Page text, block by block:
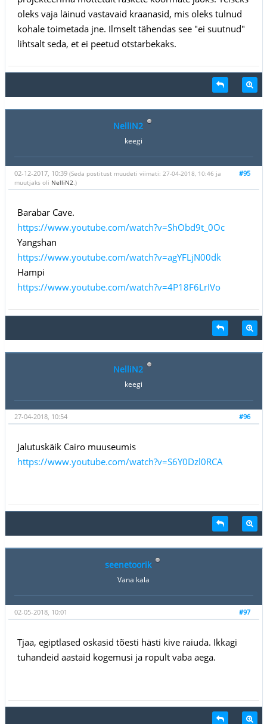
oleks vaja läinud vastavaid kraanasid, mis oleks tulnud
kohale toimetada jne. Ilmselt tähendas see "ei suutnud"
lihtsalt seda, et ei peetud otstarbekaks.
NelliN2
keegi
#95
02-12-2017, 10:39 (Seda postitust muudeti viimati: 27-04-2018, 10:46 ja
muutjaks oli NelliN2 .)
Barabar Cave.
https://www.youtube.com/watch?v=ShObd9t_0Oc
Yangshan
https://www.youtube.com/watch?v=agYFLjN00dk
Hampi
https://www.youtube.com/watch?v=4P18F6LrIVo
NelliN2
keegi
#96
27-04-2018, 10:54
Jalutuskäik Cairo muuseumis
https://www.youtube.com/watch?v=S6Y0Dzl0RCA
seenetoorik
Vana kala
#97
02-05-2018, 10:01
Tjaa, egiptlased oskasid tõesti hästi kive raiuda. Ikkagi
tuhandeid aastaid kogemusi ja ropult vaba aega.